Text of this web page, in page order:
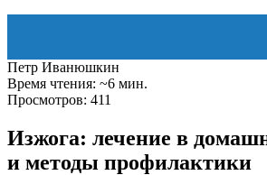
Петр Иванюшкин
Время чтения: ~6 мин.
Просмотров: 411
Изжога: лечение в
и методы профилактики